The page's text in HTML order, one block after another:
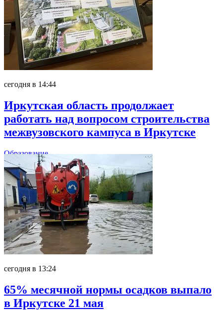
сегодня в 14:44
Иркутская область продолжает
работать над вопросом строительства
межвузовского кампуса в Иркутске
Образование
сегодня в 13:24
65% месячной нормы осадков выпало
в Иркутске 21 мая